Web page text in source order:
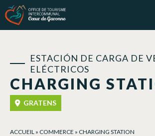
CHARGING
ESTACIÓN DE CARGA DE
ELÉCTRICOS
GRATENS
ACCUEIL » COMMERCE » CHARGING STATION
Panel de gestión de cookies